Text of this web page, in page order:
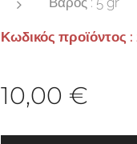
Κωδικός προϊόντος :
10,00 €